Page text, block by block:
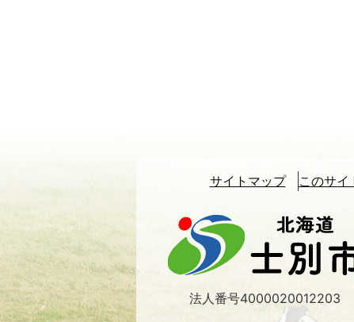
サイトマップ このサイ
北
海
道
士
法人番号4000020012203